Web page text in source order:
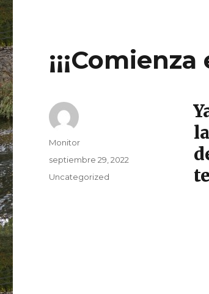
Autor
Monitor
Publicado
septiembre 29, 2022
Categorías
Uncategorized